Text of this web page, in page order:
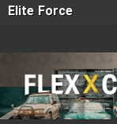
Elite Force